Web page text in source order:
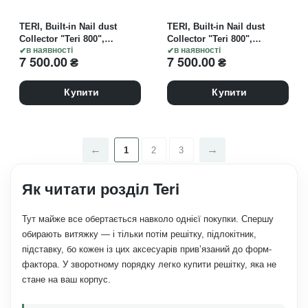
в наявності
TERI, Built-in Nail dust
Collector "Teri 800",
Витяжка вбудовувана,
біла зі сталевою решіткою
7 500.00₴
Купити
в наявності
TERI, Built-in Nail dust
Collector "Teri 800",
Витяжка вбудовувана,
чорна зі сталевою
замовлення)
7 500.00₴
Купити
1 2 3
Як читати розділ Teri
Тут майже все обертається навколо однієї покупки. Спершу
обирають витяжку — і тільки потім решітку, підлокітник,
підставку, бо кожен із цих аксесуарів прив’язаний до форм-
фактора. У зворотному порядку легко купити решітку, яка не
стане на ваш корпус.